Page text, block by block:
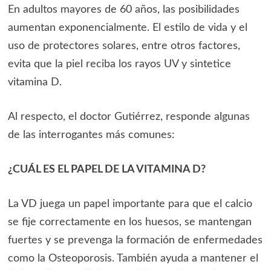
En adultos mayores de 60 años, las posibilidades
aumentan exponencialmente. El estilo de vida y el
uso de protectores solares, entre otros factores,
evita que la piel reciba los rayos UV y sintetice
vitamina D.
Al respecto, el doctor Gutiérrez, responde algunas
de las interrogantes más comunes:
¿CUÁL ES EL PAPEL DE LA VITAMINA D?
La VD juega un papel importante para que el calcio
se fije correctamente en los huesos, se mantengan
fuertes y se prevenga la formación de enfermedades
como la Osteoporosis. También ayuda a mantener el